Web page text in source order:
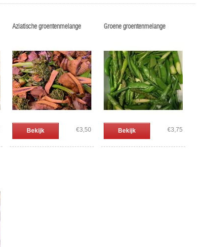
Aziatische groentenmelange
Bekijk €3,50
Groene groentenmelange
Bekijk €3,75